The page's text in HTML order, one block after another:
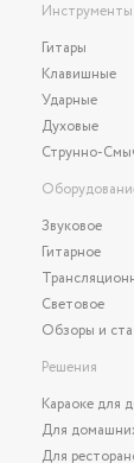
Инструменты
Гитары
Клавишные
Ударные
Духовые
Струнно-
Звуковое
Гитарное
Световое
Обзоры и
Решения
Караоке для
Для
Для